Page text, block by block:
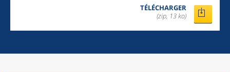
TÉLÉCHARGER
(zip, 13 ko)